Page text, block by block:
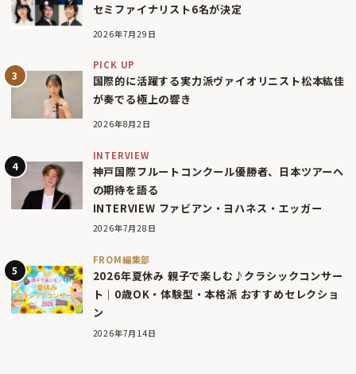
セミファイナリスト6名が決定
2026年7月29日
PICK UP
国際的に活躍する実力派ヴァイオリニスト松本紘佳
が奏でる極上の響き
2026年8月2日
INTERVIEW
神戸国際フルートコンクール優勝者、日本ツアーへ
の期待を語る
INTERVIEW ファビアン・ヨハネス・エッガー
2026年7月28日
FROM編集部
2026年夏休み 親子で楽しむ♪クラシックコンサー
ト｜0歳OK・体験型・本格派 おすすめセレクショ
ン
2026年7月14日